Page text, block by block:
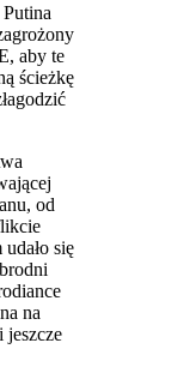
aby te
ścieżkę
od
się
na
jeszcze